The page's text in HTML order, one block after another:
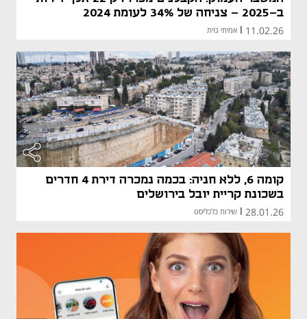
ב-2025 - צניחה של 34% לעומת 2024
11.02.26 אמיתי גזית
קומה 6, ללא חניה: בכמה נמכרה דירת 4 חדרים
בשכונת קריית יובל בירושלים
28.01.26 שירות כלכליסט